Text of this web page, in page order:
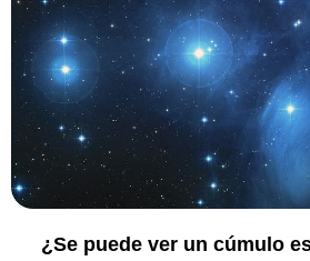
¿Se puede ver un cúmulo